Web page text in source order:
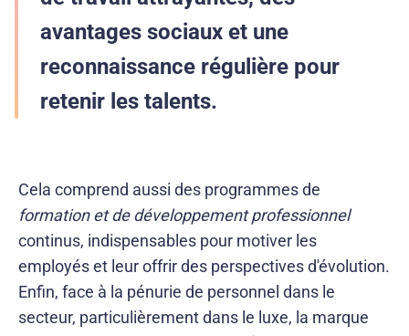
avantages sociaux et une
reconnaissance régulière pour
retenir les talents.
Cela comprend aussi des programmes de
formation et de développement professionnel
continus, indispensables pour motiver les
employés et leur offrir des perspectives d'évolution.
Enfin, face à la pénurie de personnel dans le
secteur, particulièrement dans le luxe, la marque